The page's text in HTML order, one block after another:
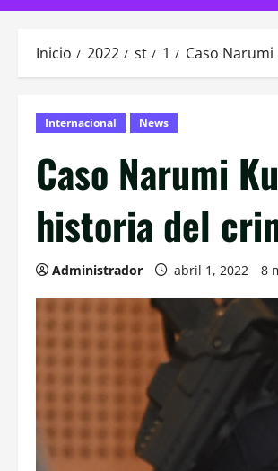
Inicio 2022 st 1 Caso
Internacional News
Caso Narumi
historia del
Administrador abril 1, 2022 8